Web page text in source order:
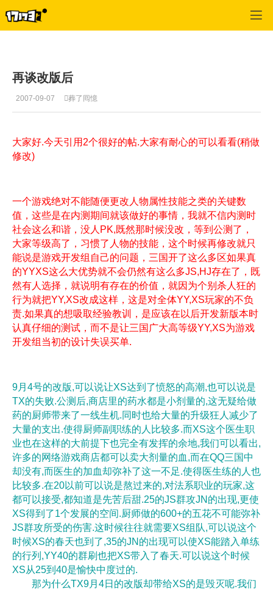
再谈改版后
2007-09-07 葬了囘憶
大家好.今天引用2个很好的帖.大家有耐心的可以看看(稍做
修改)
一个游戏绝对不能随便更改人物属性技能之类的关键数
值，这些是在内测期间就该做好的事情，我就不信内测时
社会这么和谐，没人PK,既然那时候没改，等到公测了，
大家等级高了，习惯了人物的技能，这个时候再修改就只
能说是游戏开发组自己的问题，三国开了这么多区如果真
的YYXS这么大优势就不会仍然有这么多JS,HJ存在了，既
然有人选择，就说明有存在的价值，就因为个别杀人狂的
行为就把YY,XS改成这样，这是对全体YY,XS玩家的不负
责.如果真的想吸取经验教训，是应该在以后开发新版本时
认真仔细的测试，而不是让三国广大高等级YY,XS为游戏
开发组当初的设计失误买单.
9月4号的改版,可以说让XS达到了愤怒的高潮,也可以说是
TX的失败.公测后,商店里的药水都是小剂量的,这无疑给做
药的厨师带来了一线生机.同时也给大量的升级狂人减少了
大量的支出.使得厨师副职练的人比较多.而XS这个医生职
业也在这样的大前提下也完全有发挥的余地,我们可以看出,
许多的网络游戏商店都可以卖大剂量的血,而在QQ三国中
却没有,而医生的加血却弥补了这一不足.使得医生练的人也
比较多.在20以前可以说是熬过来的,对法系职业的玩家,这
都可以接受,都知道是先苦后甜.25的JS群攻JN的出现,更使
XS得到了1个发展的空间.厨师做的600+的五花不可能弥补
JS群攻所受的伤害.这时候往往就需要XS组队,可以说这个
时候XS的春天也到了,35的JN的出现可以使XS能踏入单练
的行列,YY40的群刷也把XS带入了春天.可以说这个时候
XS从25到40是愉快中度过的.
那为什么TX9月4日的改版却带给XS的是毁灭呢.我们